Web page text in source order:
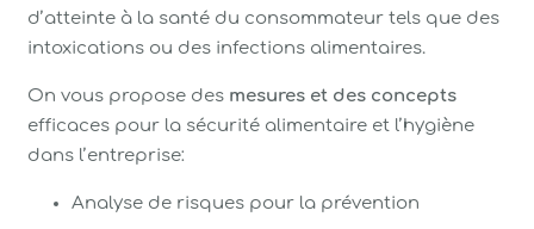
d’atteinte à la santé du consommateur tels que des
intoxications ou des infections alimentaires.
On vous propose des mesures et des concepts
efficaces pour la sécurité alimentaire et l’hygiène
dans l’entreprise:
Analyse de risques pour la prévention